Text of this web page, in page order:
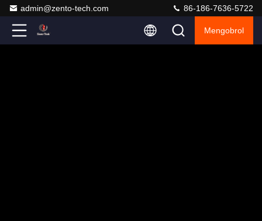
admin@zento-tech.com 86-186-7636-5722
Mengobrol